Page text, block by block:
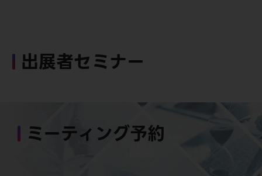
出展者セミナー
ミーティング予約